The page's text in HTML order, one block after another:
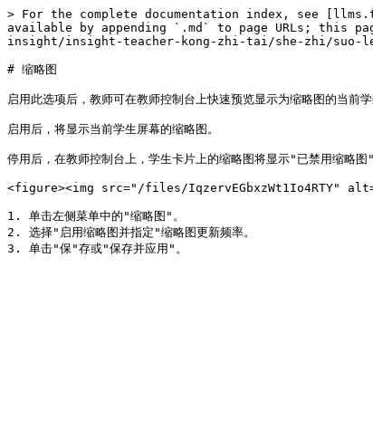
> For the complete documentation index, see
available by appending `.md` to page URLs; this
insight/insight-teacher-kong-zhi-tai/she-zhi/suo-
# 缩略图
启用此选项后，教师可在教师控制台上快速预览显示为缩略图的当前学
启用后，将显示当前学生屏幕的缩略图。
停用后，在教师控制台上，学生卡片上的缩略图将显示"已禁用缩略图"
<figure><img src="/files/IqzervEGbxzWt1Io4RTY"
1. 单击左侧菜单中的"缩略图"。
2. 选择"启用缩略图并指定"缩略图更新频率。